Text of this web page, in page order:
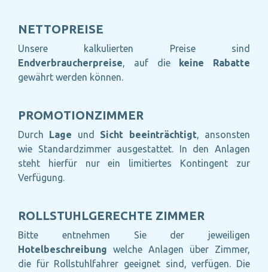
NETTOPREISE
Unsere kalkulierten Preise sind
Endverbraucherpreise, auf die keine Rabatte
gewährt werden können.
PROMOTIONZIMMER
Durch Lage und Sicht beeinträchtigt, ansonsten
wie Standardzimmer ausgestattet. In den Anlagen
steht hierfür nur ein limitiertes Kontingent zur
Verfügung.
ROLLSTUHLGERECHTE ZIMMER
Bitte entnehmen Sie der jeweiligen
Hotelbeschreibung welche Anlagen über Zimmer,
die für Rollstuhlfahrer geeignet sind, verfügen. Die